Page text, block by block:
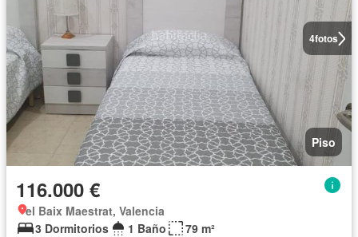
4fotos
Piso
116.000 €
el Baix Maestrat, Valencia
3 Dormitorios
1 Baño
79 m²